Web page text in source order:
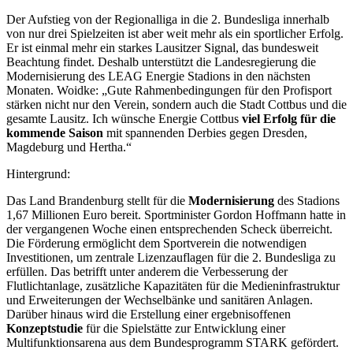
Der Aufstieg von der Regionalliga in die 2. Bundesliga innerhalb
von nur drei Spielzeiten ist aber weit mehr als ein sportlicher Erfolg.
Er ist einmal mehr ein starkes Lausitzer Signal, das bundesweit
Beachtung findet. Deshalb unterstützt die Landesregierung die
Modernisierung des LEAG Energie Stadions in den nächsten
Monaten. Woidke: „Gute Rahmenbedingungen für den Profisport
stärken nicht nur den Verein, sondern auch die Stadt Cottbus und die
gesamte Lausitz. Ich wünsche Energie Cottbus viel Erfolg für die
kommende Saison mit spannenden Derbies gegen Dresden,
Magdeburg und Hertha.“
Hintergrund:
Das Land Brandenburg stellt für die Modernisierung des Stadions
1,67 Millionen Euro bereit. Sportminister Gordon Hoffmann hatte in
der vergangenen Woche einen entsprechenden Scheck überreicht.
Die Förderung ermöglicht dem Sportverein die notwendigen
Investitionen, um zentrale Lizenzauflagen für die 2. Bundesliga zu
erfüllen. Das betrifft unter anderem die Verbesserung der
Flutlichtanlage, zusätzliche Kapazitäten für die Medieninfrastruktur
und Erweiterungen der Wechselbänke und sanitären Anlagen.
Darüber hinaus wird die Erstellung einer ergebnisoffenen
Konzeptstudie für die Spielstätte zur Entwicklung einer
Multifunktionsarena aus dem Bundesprogramm STARK gefördert.